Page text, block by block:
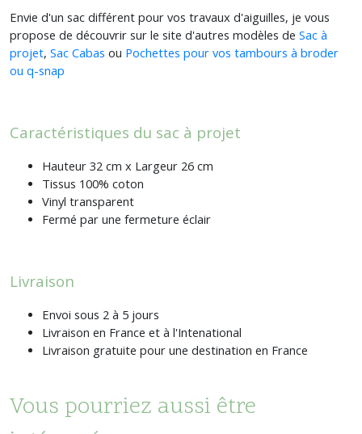
Envie d'un sac différent pour vos travaux d'aiguilles, je vous
propose de découvrir sur le site d'autres modèles de Sac à
projet, Sac Cabas ou Pochettes pour vos tambours à broder
ou q-snap
Caractéristiques du sac à projet
Hauteur 32 cm x Largeur 26 cm
Tissus 100% coton
Vinyl transparent
Fermé par une fermeture éclair
Livraison
Envoi sous 2 à 5 jours
Livraison en France et à l'Intenational
Livraison gratuite pour une destination en France
Vous pourriez aussi être